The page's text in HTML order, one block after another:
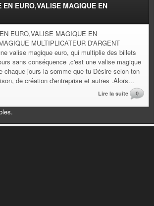
EN EURO,VALISE MAGIQUE EN
EURO,VALISE MAGIQUE EN
MULTIPLICATEUR D'ARGENT
valise magique euro, qui multiplie des billets
sans conséquence ,c'est une valise magique
chaque jours la somme que tu Désire selon ton
de création d'entreprise et autres .Alors...
Lire la suite 0